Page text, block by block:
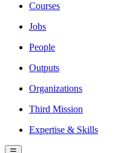
Courses
Jobs
People
Outputs
Organizations
Third Mission
Expertise & Skills